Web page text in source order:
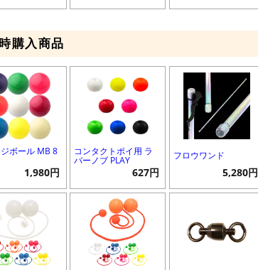
購入商品
ボール MB 8
1,980円
コンタクトポイ用 ラ
バーノブ PLAY
627円
フロウワンド
5,280円